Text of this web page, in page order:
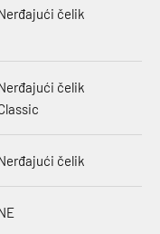
čelik
čelik
čelik